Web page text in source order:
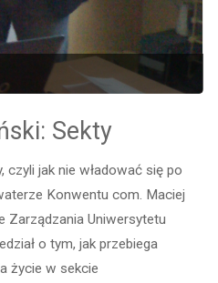
Sekty
czyli jak nie władować się po
Konwentu com. Maciej
Zarządzania Uniwersytetu
o tym, jak przebiega
życie w sekcie